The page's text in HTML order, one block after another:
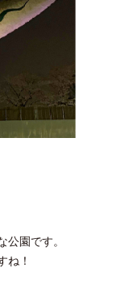
公園です。
ね！